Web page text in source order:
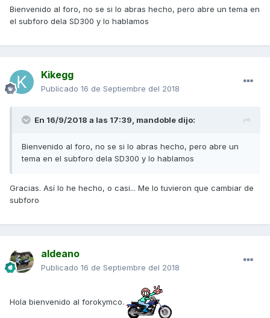
Bienvenido al foro, no se si lo abras hecho, pero abre un tema en
el subforo dela SD300 y lo hablamos
Kikegg
Publicado 16 de Septiembre del 2018
En 16/9/2018 a las 17:39, mandoble dijo:
Bienvenido al foro, no se si lo abras hecho, pero abre un
tema en el subforo dela SD300 y lo hablamos
Gracias. Así lo he hecho, o casi... Me lo tuvieron que cambiar de
subforo
aldeano
Publicado 16 de Septiembre del 2018
Hola bienvenido al forokymco.